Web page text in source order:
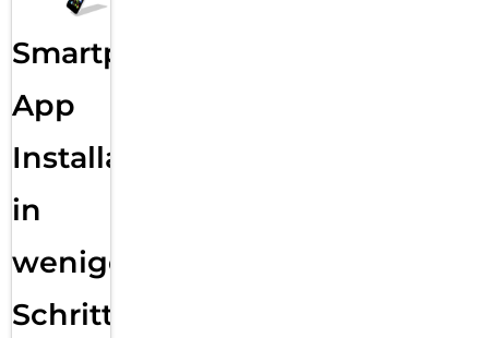
Smartphone
App
Installation
in
wenigen
Schritten